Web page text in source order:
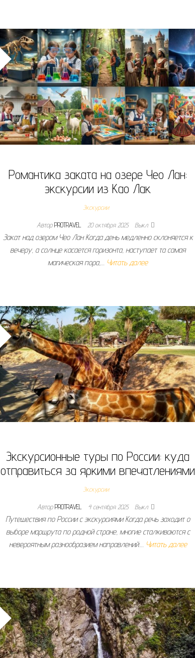
Романтика заката на озере Чео Лан:
экскурсии из Као Лак
Экскурсии
АвторPROTRAVEL 20 октября 2025 Выкл.
Закат над озером Чео Лан Когда день медленно склоняется к
вечеру, а солнце касается горизонта, наступает та самая
магическая пора,… Читать далее
Экскурсионные туры по России: куда
отправиться за яркими впечатлениями
Экскурсии
АвторPROTRAVEL 4 сентября 2025 Выкл.
Путешествия по России с экскурсиями Когда речь заходит о
выборе маршрута по родной стране, многие сталкиваются с
невероятным разнообразием направлений.… Читать далее